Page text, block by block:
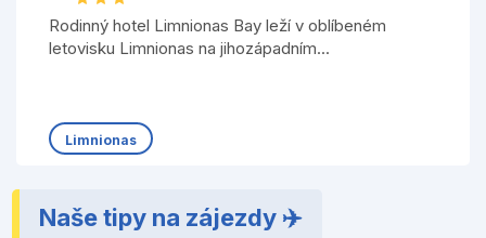
Rodinný hotel Limnionas Bay leží v oblíbeném
letovisku Limnionas na jihozápadním...
Limnionas
Naše tipy na zájezdy ✈️